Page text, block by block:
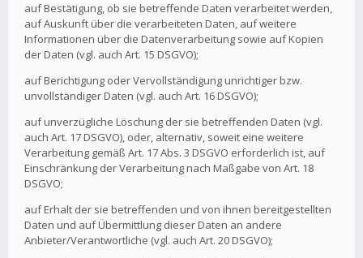
auf Bestätigung, ob sie betreffende Daten verarbeitet werden,
auf Auskunft über die verarbeiteten Daten, auf weitere
Informationen über die Datenverarbeitung sowie auf Kopien
der Daten (vgl. auch Art. 15 DSGVO);
auf Berichtigung oder Vervollständigung unrichtiger bzw.
unvollständiger Daten (vgl. auch Art. 16 DSGVO);
auf unverzügliche Löschung der sie betreffenden Daten (vgl.
auch Art. 17 DSGVO), oder, alternativ, soweit eine weitere
Verarbeitung gemäß Art. 17 Abs. 3 DSGVO erforderlich ist, auf
Einschränkung der Verarbeitung nach Maßgabe von Art. 18
DSGVO;
auf Erhalt der sie betreffenden und von ihnen bereitgestellten
Daten und auf Übermittlung dieser Daten an andere
Anbieter/Verantwortliche (vgl. auch Art. 20 DSGVO);